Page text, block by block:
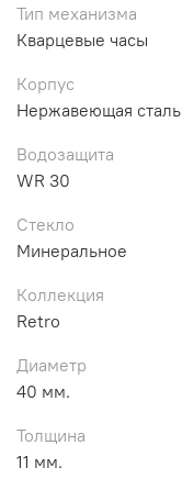
Тип механизма
Кварцевые часы
Корпус
Нержавеющая сталь
Водозащита
WR 30
Стекло
Минеральное
Коллекция
Retro
Диаметр
40 мм.
Толщина
11 мм.